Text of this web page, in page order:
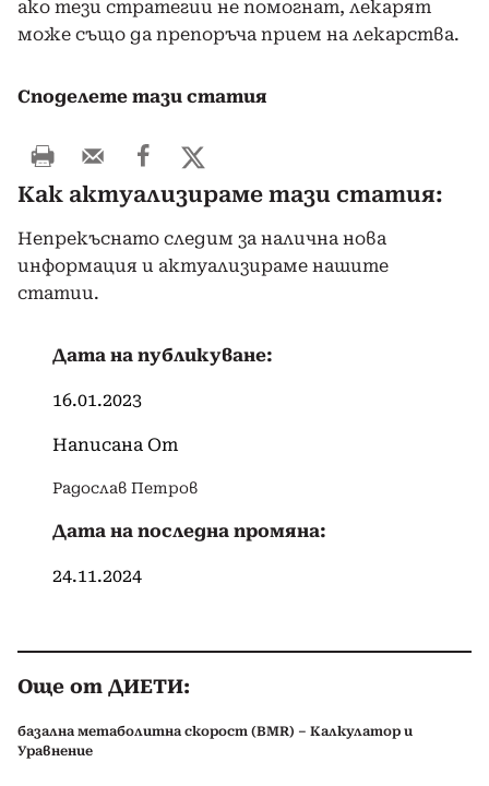
ако тези стратегии не помогнат, лекарят
може също да препоръча прием на лекарства.
Споделете тази статия
Как актуализираме тази статия:
Непрекъснато следим за налична нова
информация и актуализираме нашите
статии.
Дата на публикуване:
16.01.2023
Написана От
Радослав Петров
Дата на последна промяна:
24.11.2024
Още от ДИЕТИ:
базална метаболитна скорост (BMR) – Калкулатор и
Уравнение